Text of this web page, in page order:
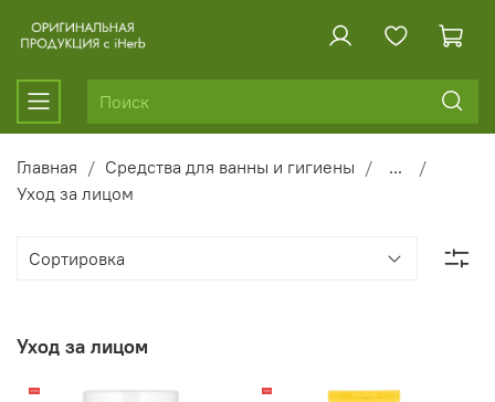
Главная Средства для ванны и гигиены
...
Уход за лицом
Уход за лицом
-20% -14%